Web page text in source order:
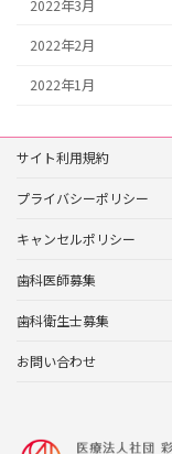
2022年3月
2022年2月
2022年1月
サイト利用規約
プライバシーポリシー
キャンセルポリシー
歯科医師募集
歯科衛生士募集
お問い合わせ